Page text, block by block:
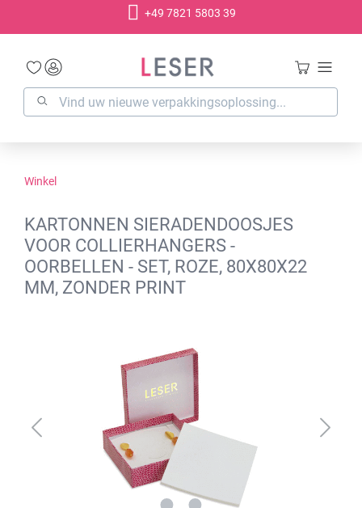
+49 7821 5803 39
Winkel
KARTONNEN SIERADENDOOSJES
VOOR COLLIERHANGERS -
OORBELLEN - SET, ROZE, 80X80X22
MM, ZONDER PRINT